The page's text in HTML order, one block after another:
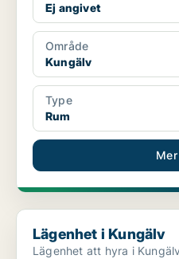
Ej angivet
Område
Kungälv
Type
Rum
Lägenhet i Kungälv
Lägenhet i Kungälv